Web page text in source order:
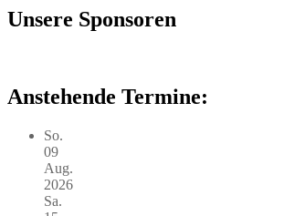
Unsere Sponsoren
Anstehende Termine:
So.
09
Aug.
2026
Sa.